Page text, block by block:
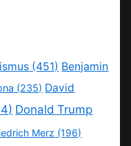
(451) Benjamin
(235) David
Donald Trump
Merz (196)